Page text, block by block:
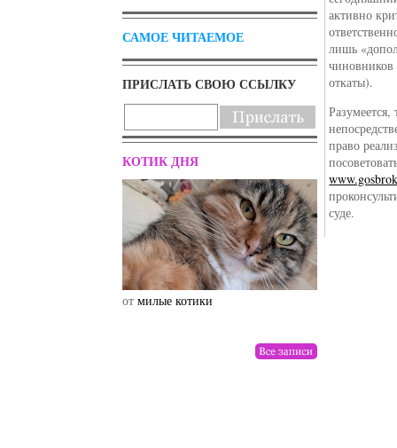
САМОЕ ЧИТАЕМОЕ
ПРИСЛАТЬ СВОЮ ССЫЛКУ
КОТИК ДНЯ
отмилые котики
активно
лишь
чиновников
откаты).
право
суде.